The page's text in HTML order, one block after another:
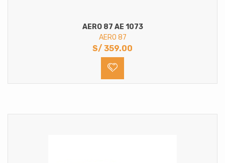
AERO 87 AE 1073
AERO 87
S/ 359.00